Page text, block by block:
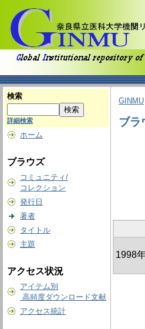
検索
詳細検索
ホーム
ブラウズ
コミュニティ/
コレクション
発行日
著者
タイトル
主題
アクセス状況
アイテム別
高頻度ダウンロード文献
アクセス統計
GINMU
ブラ
1998